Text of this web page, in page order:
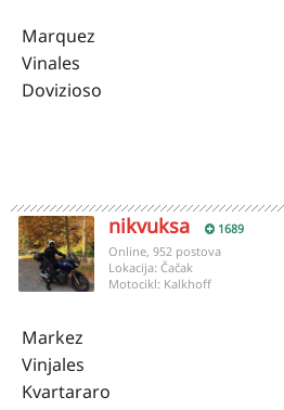
Marquez
Vinales
Dovizioso
nikvuksa 1689
Online, 952 postova
Lokacija: Čačak
Motocikl: Kalkhoff
Markez
Vinjales
Kvartararo